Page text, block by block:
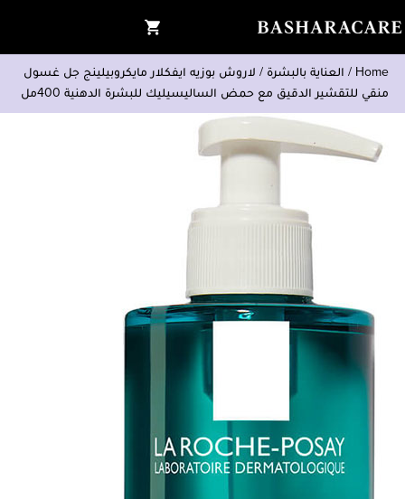
Home
/ العناية بالبشرة / لاروش بوزيه ايفكلار مايكروبيلينج جل غسول
منقي للتقشير الدقيق مع حمض الساليسيليك للبشرة الدهنية 400مل